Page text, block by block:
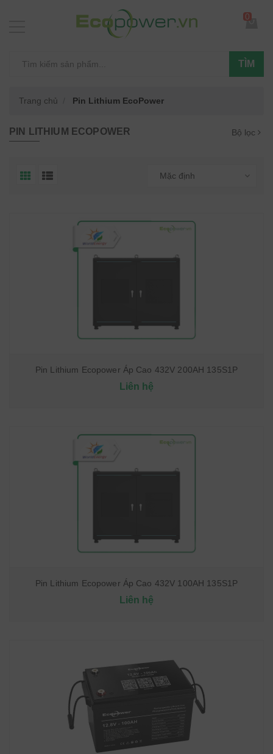
TÌM
0
Trang chủ Pin Lithium EcoPower
PIN LITHIUM ECOPOWER Bộ lọc
Mặc định
Pin Lithium Ecopower Áp Cao 432V 200AH 135S1P
Liên hệ
Pin Lithium Ecopower Áp Cao 432V 100AH 135S1P
Liên hệ